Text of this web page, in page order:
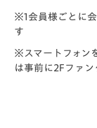
※1会員様ごとに
す
※スマートフォン
は事前に2Fファ